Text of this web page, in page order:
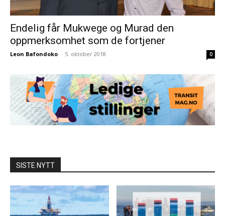
Endelig får Mukwege og Murad den
oppmerksomhet som de fortjener
Leon Bafondoko - 5. oktober 2018 0
SISTE NYTT